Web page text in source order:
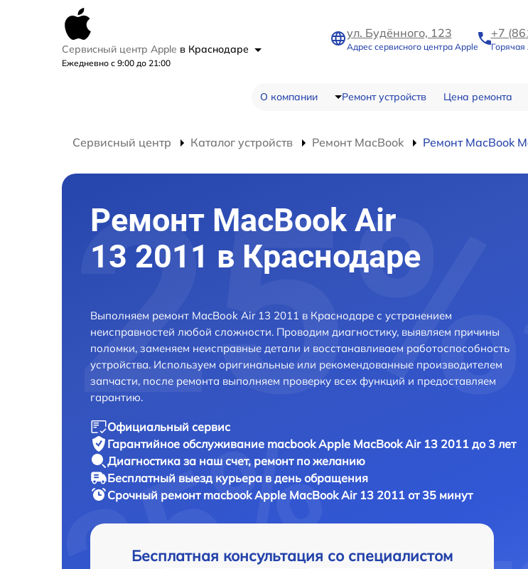
Сервисный центр Apple в Краснодаре
Ежедневно с 9:00 до 21:00
ул. Будённого, 123
Адрес сервисного центра Apple
+7
Горячая
О компании Ремонт устройств Цена ремонта
Сервисный центр Каталог устройств Ремонт MacBook Ремонт MacBook
Ремонт MacBook Air
13 2011 в Краснодаре
Выполняем ремонт MacBook Air 13 2011 в Краснодаре с устранением
неисправностей любой сложности. Проводим диагностику, выявляем причины
поломки, заменяем неисправные детали и восстанавливаем работоспособность
устройства. Используем оригинальные или рекомендованные производителем
запчасти, после ремонта выполняем проверку всех функций и предоставляем
гарантию.
Официальный сервис
Гарантийное обслуживание macbook Apple MacBook Air 13 2011 до 3 лет
Диагностика за наш счет, ремонт по желанию
Бесплатный выезд курьера в день обращения
Срочный ремонт macbook Apple MacBook Air 13 2011 от 35 минут
Бесплатная консультация со специалистом